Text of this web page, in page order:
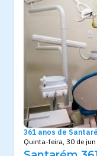
361 anos de
Quinta-feira, 30 de